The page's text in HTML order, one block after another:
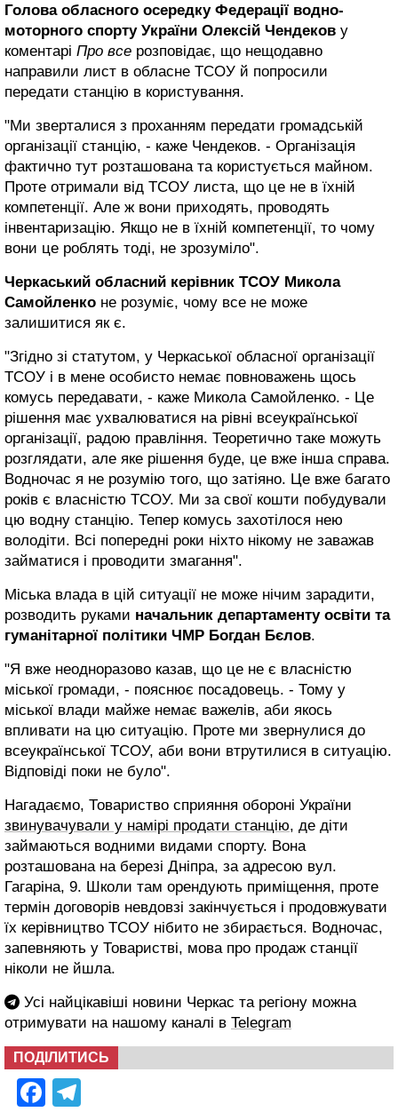
Голова обласного осередку Федерації водно-
моторного спорту України Олексій Чендеков у
коментарі Про все розповідає, що нещодавно
направили лист в обласне ТСОУ й попросили
передати станцію в користування.
"Ми зверталися з проханням передати громадській
організації станцію, - каже Чендеков. - Організація
фактично тут розташована та користується майном.
Проте отримали від ТСОУ листа, що це не в їхній
компетенції. Але ж вони приходять, проводять
інвентаризацію. Якщо не в їхній компетенції, то чому
вони це роблять тоді, не зрозуміло".
Черкаський обласний керівник ТСОУ Микола
Самойленко не розуміє, чому все не може
залишитися як є.
"Згідно зі статутом, у Черкаської обласної організації
ТСОУ і в мене особисто немає повноважень щось
комусь передавати, - каже Микола Самойленко. - Це
рішення має ухвалюватися на рівні всеукраїнської
організації, радою правління. Теоретично таке можуть
розглядати, але яке рішення буде, це вже інша справа.
Водночас я не розумію того, що затіяно. Це вже багато
років є власністю ТСОУ. Ми за свої кошти побудували
цю водну станцію. Тепер комусь захотілося нею
володіти. Всі попередні роки ніхто нікому не заважав
займатися і проводити змагання".
Міська влада в цій ситуації не може нічим зарадити,
розводить руками начальник департаменту освіти та
гуманітарної політики ЧМР Богдан Бєлов.
"Я вже неодноразово казав, що це не є власністю
міської громади, - пояснює посадовець. - Тому у
міської влади майже немає важелів, аби якось
впливати на цю ситуацію. Проте ми звернулися до
всеукраїнської ТСОУ, аби вони втрутилися в ситуацію.
Відповіді поки не було".
Нагадаємо, Товариство сприяння обороні України
звинувачували у намірі продати станцію, де діти
займаються водними видами спорту. Вона
розташована на березі Дніпра, за адресою вул.
Гагаріна, 9. Школи там орендують приміщення, проте
термін договорів невдовзі закінчується і продовжувати
їх керівництво ТСОУ нібито не збирається. Водночас,
запевняють у Товаристві, мова про продаж станції
ніколи не йшла.
Усі найцікавіші новини Черкас та регіону можна
отримувати на нашому каналі в Telegram
ПОДІЛИТИСЬ
Facebook